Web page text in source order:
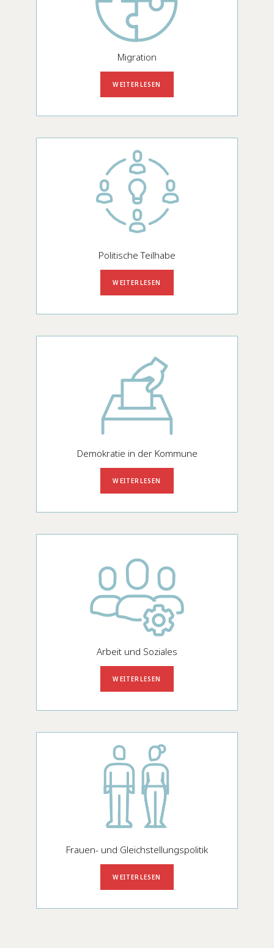
Migration
WEITERLESEN
Politische Teilhabe
WEITERLESEN
Demokratie in der Kommune
WEITERLESEN
Arbeit und Soziales
WEITERLESEN
Frauen- und Gleichstellungspolitik
WEITERLESEN